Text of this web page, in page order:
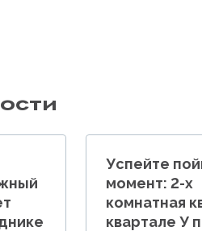
Успейте
момент: 2-х
комнатная
квартале У